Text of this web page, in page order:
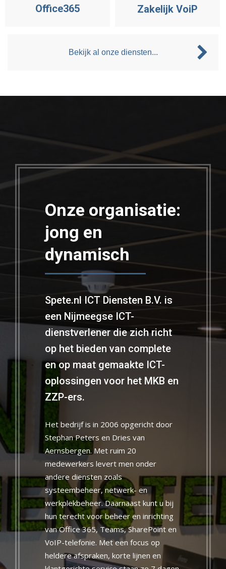
Office365 Zakelijk VoiP
Bekijk al onze diensten...
Onze organisatie:
jong en
dynamisch
Spete.nl ICT Diensten B.V. is
een Nijmeegse ICT-
dienstverlener die zich richt
op het bieden van complete
en op maat gemaakte ICT-
oplossingen voor het MKB en
ZZP-ers.
Het bedrijf is in 2006 opgericht door
Stephan Peters en Dries van
Aernsbergen. Met ruim 20
medewerkers levert men onder
andere diensten zoals
systeembeheer, netwerk- en
werkplekbeheer. Daarnaast kunt u bij
hun terecht voor beheer en inrichting
van Office 365, Teams, SharePoint en
VoIP-telefonie. Met een focus op
heldere afspraken, korte lijnen en